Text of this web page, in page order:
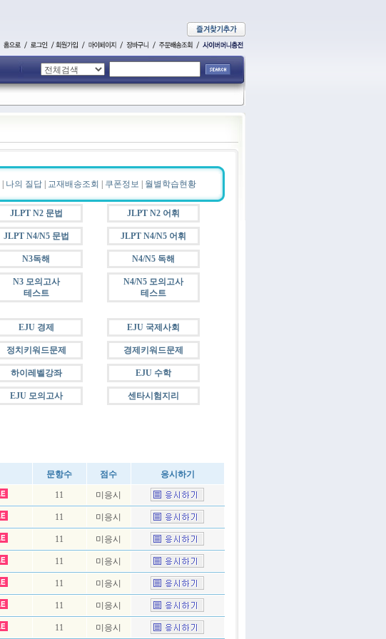
나의 질답| 교재배송조회 쿠폰정보 월별학습현황
JLPT N2 문법 JLPT N2 어휘
JLPT N4/N5 문법 JLPT N4/N5 어휘
N3독해 N4/N5 독해
N3 모의고사
테스트
N4/N5 모의고사
테스트
EJU 경제 EJU 국제사회
정치키워드문제 경제키워드문제
하이레벨강좌 EJU 수학
EJU 모의고사 센타시험지리
문항수 점수 응시하기
11 미응시
11 미응시
11 미응시
11 미응시
11 미응시
11 미응시
11 미응시